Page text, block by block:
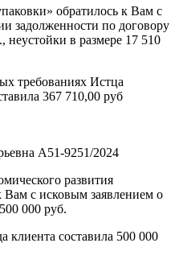
обратилось к Вам с
задолженности по договору
неустойки в размере 17 510
требованиях Истца
367 710,00 руб
А51-9251/2024
развития
Вам с исковым заявлением о
000 руб.
клиента составила 500 000